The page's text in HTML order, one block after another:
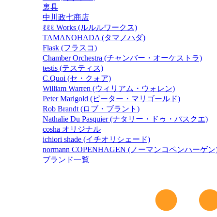
裏具
中川政七商店
ℓℓℓ Works (ルルルワークス)
TAMANOHADA (タマノハダ)
Flask (フラスコ)
Chamber Orchestra (チャンバー・オーケストラ)
testis (テスティス)
C.Quoi (セ・クォア)
William Warren (ウィリアム・ウォレン)
Peter Marigold (ピーター・マリゴールド)
Rob Brandt (ロブ・ブラント)
Nathalie Du Pasquier (ナタリー・ドゥ・パスクエ)
cosha オリジナル
ichiori shade (イチオリシェード)
normann COPENHAGEN (ノーマンコペンハーゲン
ブランド一覧